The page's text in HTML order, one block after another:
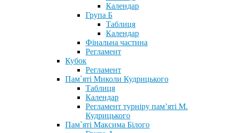
Календар
Група Б
Таблиця
Календар
Фінальна частина
Регламент
Кубок
Регламент
Пам`яті Миколи Кудрицького
Таблиця
Календар
Регламент турніру пам’яті М.
Кудрицького
Пам`яті Максима Білого